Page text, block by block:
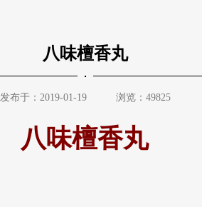
八味檀香丸
浏览：49825
发布于：2019-01-19
八味檀香丸